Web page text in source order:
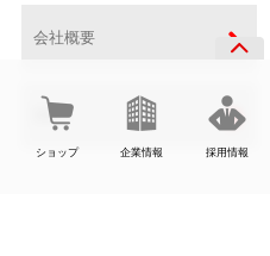
ショップ 企業情報 採用情報
会社概要
SDGs